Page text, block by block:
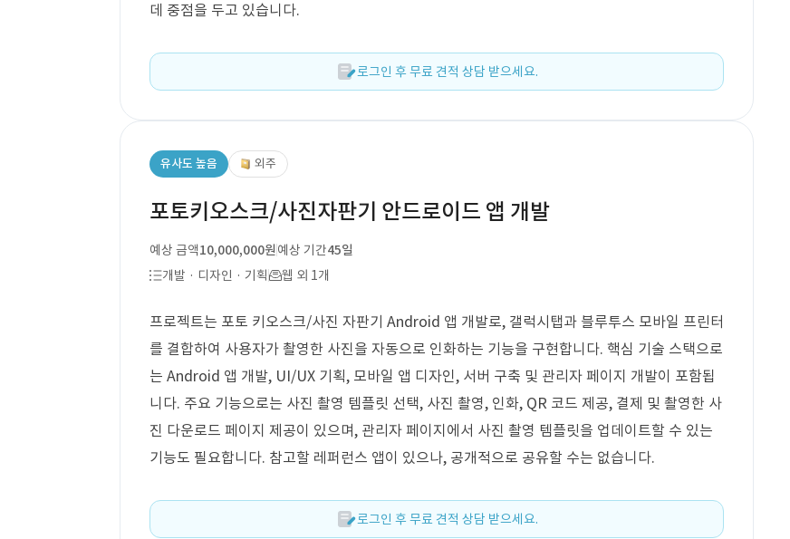
데 중점을 두고 있습니다.
로그인 후 무료 견적 상담 받으세요.
유사도 높음 외주
포토키오스크/사진자판기 안드로이드 앱 개발
예상 금액10,000,000원예상 기간45일
개발 · 디자인 · 기획
웹 외 1개
프로젝트는 포토 키오스크/사진 자판기 Android 앱 개발로, 갤럭시탭과 블루투스 모바일 프린터
를 결합하여 사용자가 촬영한 사진을 자동으로 인화하는 기능을 구현합니다. 핵심 기술 스택으로
는 Android 앱 개발, UI/UX 기획, 모바일 앱 디자인, 서버 구축 및 관리자 페이지 개발이 포함됩
니다. 주요 기능으로는 사진 촬영 템플릿 선택, 사진 촬영, 인화, QR 코드 제공, 결제 및 촬영한 사
진 다운로드 페이지 제공이 있으며, 관리자 페이지에서 사진 촬영 템플릿을 업데이트할 수 있는
기능도 필요합니다. 참고할 레퍼런스 앱이 있으나, 공개적으로 공유할 수는 없습니다.
로그인 후 무료 견적 상담 받으세요.